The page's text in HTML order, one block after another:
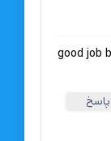
پاسخ